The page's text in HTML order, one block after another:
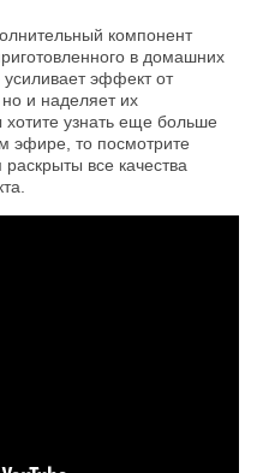
компонент
в домашних
усиливает эффект от
и наделяет их
узнать еще больше
эфире, то посмотрите
все качества